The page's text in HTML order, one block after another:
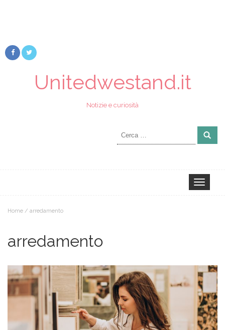
Unitedwestand.it
Notizie e curiosità
Ricerca
Toggle
navigation
Home / arredamento
arredamento